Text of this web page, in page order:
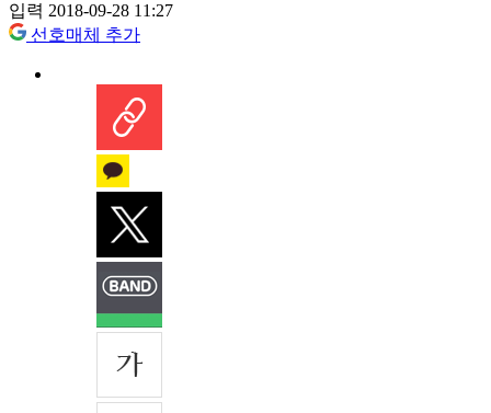
입력 2018-09-28 11:27
선호매체 추가